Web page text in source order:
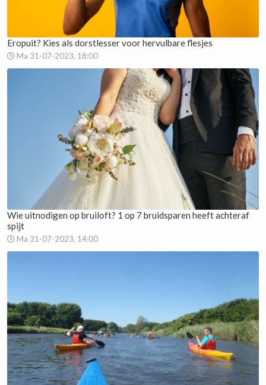
Eropuit? Kies als dorstlesser voor hervulbare flesjes
Ma 31-07-2023, 18:00
Wie uitnodigen op bruiloft? 1 op 7 bruidsparen heeft achteraf
spijt
Ma 31-07-2023, 14:00